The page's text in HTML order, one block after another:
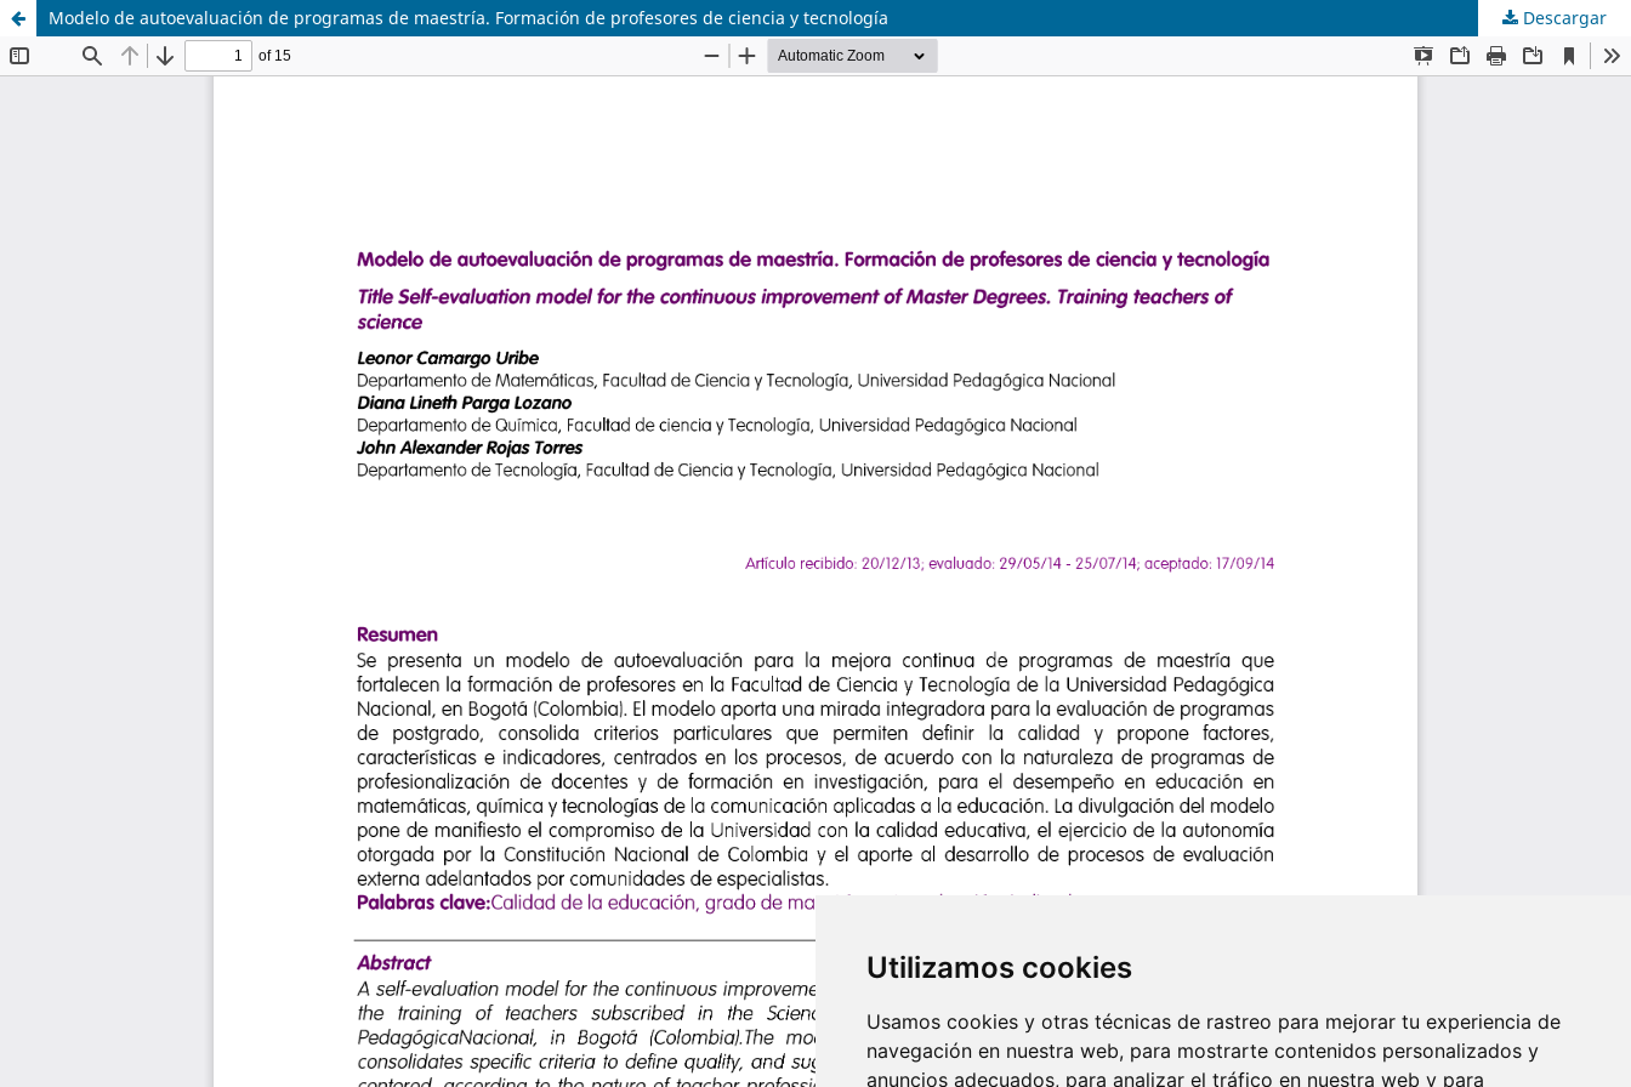
Utilizamos cookies
Usamos cookies y otras técnicas de rastreo para mejorar tu experiencia de
navegación en nuestra web, para mostrarte contenidos personalizados y
anuncios adecuados, para analizar el tráfico en nuestra web y para
Modelo de autoevaluación de programas de maestría. Formación de profesores de ciencia y tecnología Descargar